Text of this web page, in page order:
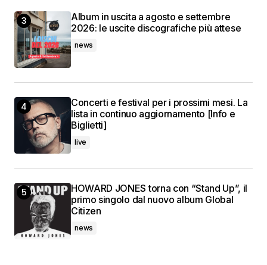
Album in uscita a agosto e settembre
2026: le uscite discografiche più attese
news
Concerti e festival per i prossimi mesi. La
lista in continuo aggiornamento [Info e
Biglietti]
live
HOWARD JONES torna con “Stand Up”, il
primo singolo dal nuovo album Global
Citizen
news